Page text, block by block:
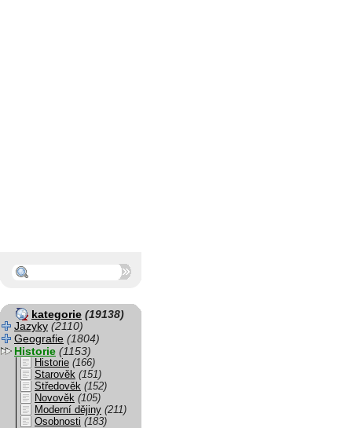
kategorie (19138)
Jazyky (2110)
Geografie (1804)
Historie (1153)
Historie (166)
Starověk (151)
Středověk (152)
Novověk (105)
Moderní dějiny (211)
Osobnosti (183)